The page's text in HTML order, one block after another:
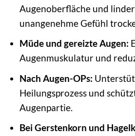
Augenoberfläche und
unangenehme Gefühl
Müde und gereizte Augen:
Augenmuskulatur und
Nach Augen-OPs:
Heilungsprozess und
Augenpartie.
Bei Gerstenkorn und